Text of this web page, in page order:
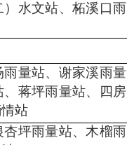
水文站、柘溪口雨
量站、谢家溪雨量
蒋坪雨量站、四房
站
坪雨量站、木榴雨